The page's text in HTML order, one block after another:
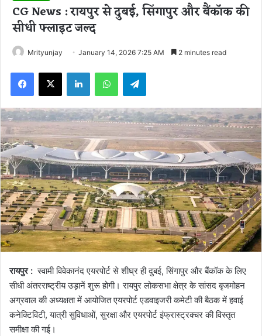
CG News : रायपुर से दुबई, सिंगापुर और बैंकॉक की
सीधी फ्लाइट जल्द
Mrityunjay January 14, 2026 7:25 AM 2 minutes read
रायपुर : स्वामी विवेकानंद एयरपोर्ट से शीघ्र ही दुबई, सिंगापुर और बैंकॉक के लिए
सीधी अंतरराष्ट्रीय उड़ानें शुरू होगी। रायपुर लोकसभा क्षेत्र के सांसद बृजमोहन
अग्रवाल की अध्यक्षता में आयोजित एयरपोर्ट एडवाइजरी कमेटी की बैठक में हवाई
कनेक्टिविटी, यात्री सुविधाओं, सुरक्षा और एयरपोर्ट इंफ्रास्ट्रक्चर की विस्तृत
समीक्षा की गई।